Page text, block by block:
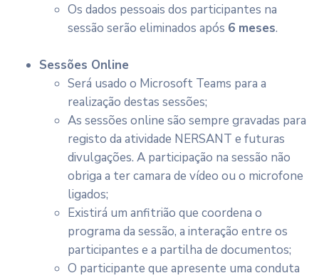
Os dados pessoais dos participantes na
sessão serão eliminados após 6 meses.
Sessões Online
Será usado o Microsoft Teams para a
realização destas sessões;
As sessões online são sempre gravadas para
registo da atividade NERSANT e futuras
divulgações. A participação na sessão não
obriga a ter camara de vídeo ou o microfone
ligados;
Existirá um anfitrião que coordena o
programa da sessão, a interação entre os
participantes e a partilha de documentos;
O participante que apresente uma conduta